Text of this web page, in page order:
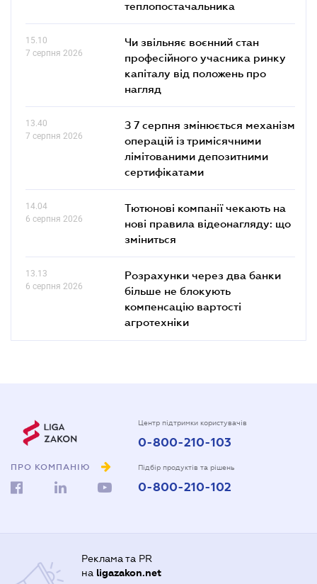
теплопостачальника
15.10
7 серпня 2026
Чи звільняє воєнний стан
професійного учасника ринку
капіталу від положень про
нагляд
13.40
7 серпня 2026
З 7 серпня змінюється механізм
операцій із тримісячними
лімітованими депозитними
сертифікатами
14.04
6 серпня 2026
Тютюнові компанії чекають на
нові правила відеонагляду: що
зміниться
13.13
6 серпня 2026
Розрахунки через два банки
більше не блокують
компенсацію вартості
агротехніки
ПРО КОМПАНІЮ
Центр підтримки користувачів
0-800-210-103
Підбір продуктів та рішень
0-800-210-102
Реклама та PR
на ligazakon.net